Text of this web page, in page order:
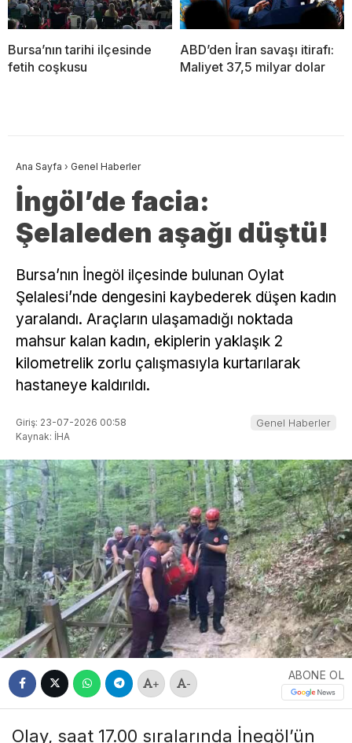
Bursa’nın tarihi ilçesinde
fetih coşkusu
ABD’den İran savaşı itirafı:
Maliyet 37,5 milyar dolar
Ana Sayfa › Genel Haberler
İngöl’de facia:
Şelaleden aşağı düştü!
Bursa’nın İnegöl ilçesinde bulunan Oylat
Şelalesi’nde dengesini kaybederek düşen kadın
yaralandı. Araçların ulaşamadığı noktada
mahsur kalan kadın, ekiplerin yaklaşık 2
kilometrelik zorlu çalışmasıyla kurtarılarak
hastaneye kaldırıldı.
Giriş: 23-07-2026 00:58
Kaynak: İHA
Genel Haberler
+ -
ABONE OL
Olay, saat 17.00 sıralarında İnegöl’ün